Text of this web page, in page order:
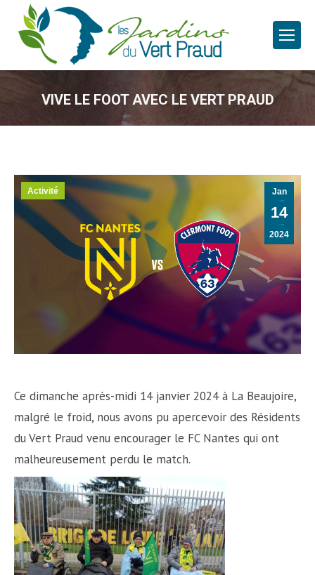
VIVE LE FOOT AVEC LE VERT PRAUD
Jan
14
2024
Activité
Ce dimanche après-midi 14 janvier 2024 à La Beaujoire,
malgré le froid, nous avons pu apercevoir des Résidents
du Vert Praud venu encourager le FC Nantes qui ont
malheureusement perdu le match.